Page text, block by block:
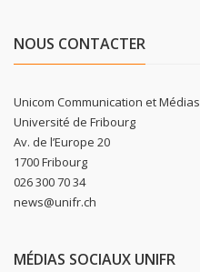
NOUS CONTACTER
Unicom Communication et Médias
Université de Fribourg
Av. de l’Europe 20
1700 Fribourg
026 300 70 34
news@unifr.ch
MÉDIAS SOCIAUX UNIFR